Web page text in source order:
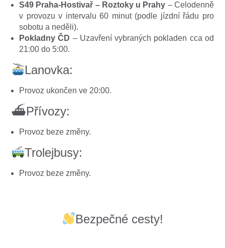
S49 Praha-Hostivař – Roztoky u Prahy – Celodenně
v provozu v intervalu 60 minut (podle jízdní řádu pro
sobotu a neděli).
Pokladny ČD – Uzavření vybraných pokladen cca od
21:00 do 5:00.
Lanovka:
Provoz ukončen ve 20:00.
⛴Přívozy:
Provoz beze změny.
Trolejbusy:
Provoz beze změny.
Bezpečné cesty!